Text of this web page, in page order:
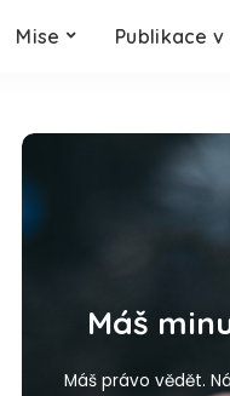
Mise Publikace
Máš
Máš právo vědět.